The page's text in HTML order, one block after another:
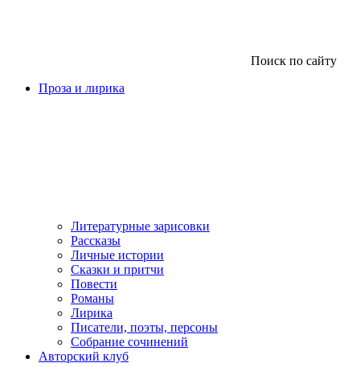
Поиск по сайту
Проза и лирика
Литературные зарисовки
Рассказы
Личные истории
Сказки и притчи
Повести
Романы
Лирика
Писатели, поэты, персоны
Собрание сочинений
Авторский клуб